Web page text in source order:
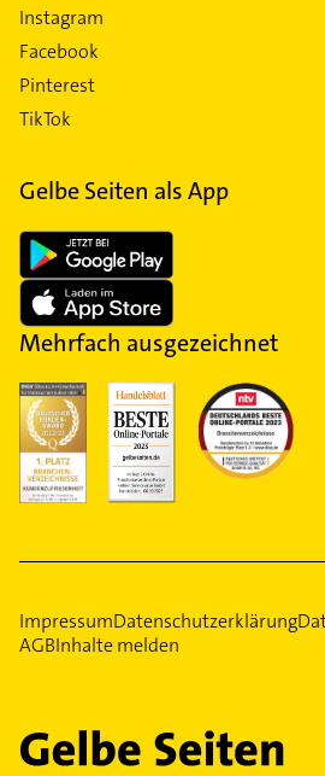
Instagram
Facebook
Pinterest
TikTok
Gelbe Seiten als App
Mehrfach ausgezeichnet
ImpressumDatenschutzerklärung
AGBInhalte melden